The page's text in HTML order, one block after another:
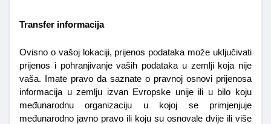
Transfer informacija
Ovisno o vašoj lokaciji, prijenos podataka može uključivati
prijenos i pohranjivanje vaših podataka u zemlji koja nije
vaša. Imate pravo da saznate o pravnoj osnovi prijenosa
informacija u zemlju izvan Evropske unije ili u bilo koju
međunarodnu organizaciju u kojoj se primjenjuje
međunarodno javno pravo ili koju su osnovale dvije ili više